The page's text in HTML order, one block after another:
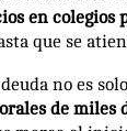
en colegios
que se
no es
de miles